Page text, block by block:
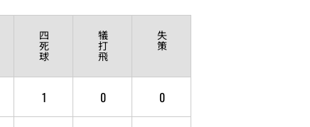
四
死
球
犠
打
飛
失
策
1 0 0